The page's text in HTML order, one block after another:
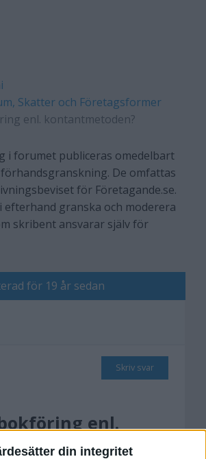
din integritet
Skatter och Företagsformer
enl. kontantmetoden?
i forumet publiceras omedelbart
De omfattas
för Företagande.se.
efterhand granska och moderera
skribent ansvarar själv för
för 19 år sedan
Skriv svar
enl.